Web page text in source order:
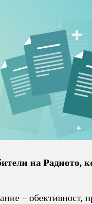
на Радиото,
– обективност,